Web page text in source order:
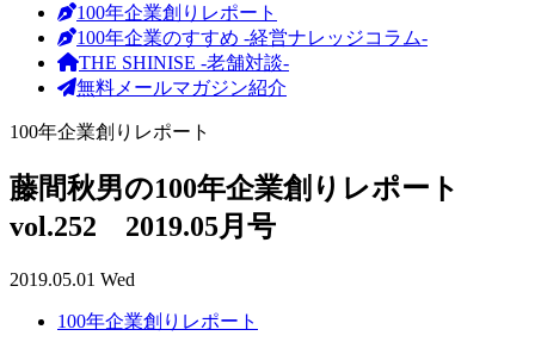
100年企業創りレポート
100年企業のすすめ -経営ナレッジコラム-
THE SHINISE -老舗対談-
無料メールマガジン紹介
100年企業創りレポート
藤間秋男の100年企業創りレポート
vol.252 2019.05月号
2019.05.01 Wed
100年企業創りレポート